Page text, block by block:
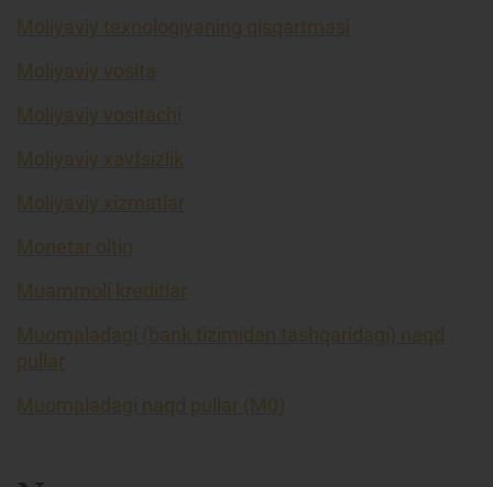
Moliyaviy texnologiyaning qisqartmasi
Moliyaviy vosita
Moliyaviy vositachi
Moliyaviy xavfsizlik
Moliyaviy xizmatlar
Monetar oltin
Muammoli kreditlar
Muomaladagi (bank tizimidan tashqaridagi) naqd
pullar
Muomaladagi naqd pullar (M0)